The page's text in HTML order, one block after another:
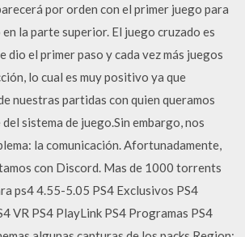
por orden con el primer juego para
la parte superior. El juego cruzado es
dio el primer paso y cada vez más juegos
lo cual es muy positivo ya que
nuestras partidas con quien queramos
sistema de juego.Sin embargo, nos
la comunicación. Afortunadamente,
con Discord. Mas de 1000 torrents
ps4 4.55-5.05 PS4 Exclusivos PS4
VR PS4 PlayLink PS4 Programas PS4